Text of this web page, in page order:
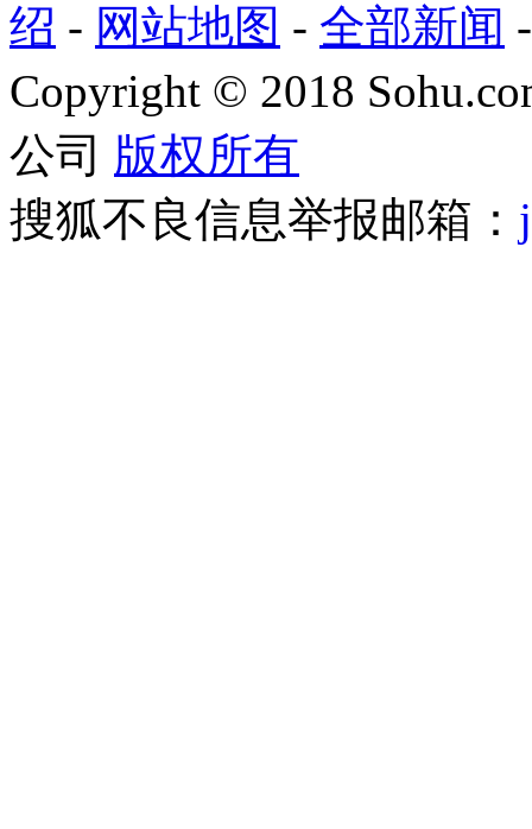
绍 - 网站地图 - 全部新闻
Copyright © 2018
公司 版权所有
搜狐不良信息举报邮箱：